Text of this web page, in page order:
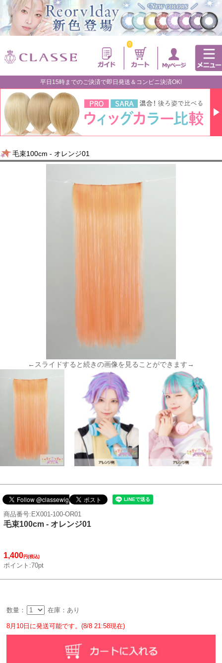
0
平日15時までのご決済で即日発送＆コンビニ決済OK!
毛束100cm - オレンジ01
←スライドすると続きの画像を見ることができます→
商品番号:EX001-100-OR01
毛束100cm - オレンジ01
1,400円(税込)
ポイント:70pt
数量： 在庫：あり
8月10日に発送可能です。(8/8 21:58現在)